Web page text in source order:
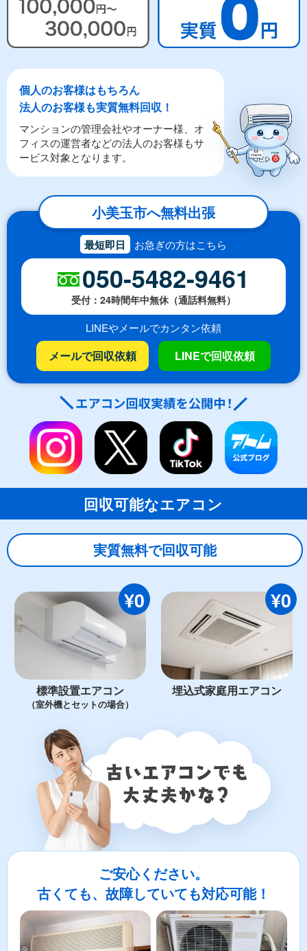
個人のお客様はもちろん
法人のお客様も実質無料回収！
マンションの管理会社やオーナー様、オ
フィスの運営者などの法人のお客様もサ
ービス対象となります。
小美玉市へ無料出張
最短即日 お急ぎの方はこちら
050-5482-9461
受付：24時間年中無休（通話料無料）
LINEやメールでカンタン依頼
メールで回収依頼 LINEで回収依頼
回収可能なエアコン
実質無料で回収可能
¥0
標準設置エアコン
（室外機とセットの場合）
¥0
埋込式家庭用エアコン
ご安心ください。
古くても、故障していても対応可能！